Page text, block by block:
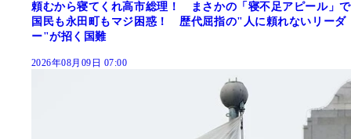
頼むから寝てくれ高市総理！ まさかの「寝不足アピール」で
国民も永田町もマジ困惑！ 歴代屈指の"人に頼れないリーダ
ー"が招く国難
2026年08月09日 07:00